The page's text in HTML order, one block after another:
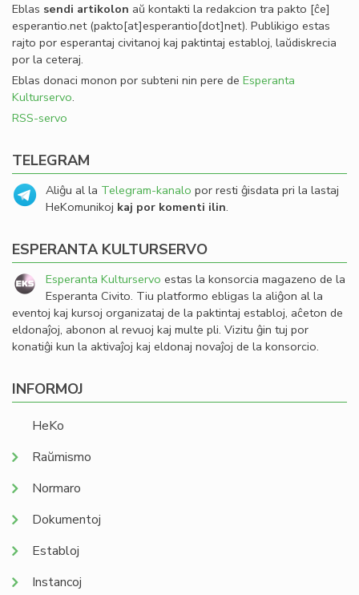
Eblas sendi artikolon aŭ kontakti la redakcion tra pakto [ĉe]
esperantio.net(pakto[at]esperantio[dot]net). Publikigo estas
rajto por esperantaj civitanoj kaj paktintaj establoj, laŭdiskrecia
por la ceteraj.
Eblas donaci monon por subteni nin pere de Esperanta
Kulturservo.
RSS-servo
TELEGRAM
Aliĝu al la Telegram-kanalo por resti ĝisdata pri la lastaj
HeKomunikoj kaj por komenti ilin.
ESPERANTA KULTURSERVO
Esperanta Kulturservo estas la konsorcia magazeno de la
Esperanta Civito. Tiu platformo ebligas la aliĝon al la
eventoj kaj kursoj organizataj de la paktintaj establoj, aĉeton de
eldonaĵoj, abonon al revuoj kaj multe pli. Vizitu ĝin tuj por
konatiĝi kun la aktivaĵoj kaj eldonaj novaĵoj de la konsorcio.
INFORMOJ
HeKo
Raŭmismo
Normaro
Dokumentoj
Establoj
Instancoj